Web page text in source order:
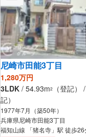
尼崎市田能3丁目
1,280万円
3LDK / 54.93m2
（登記
記）
1977年7月（築50年）
兵庫県尼崎市田能3丁目
福知山線 「猪名寺」駅 徒歩26